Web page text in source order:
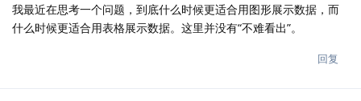
我最近在思考一个问题，到底什么时候更适合用图形展示数据，而
什么时候更适合用表格展示数据。这里并没有“不难看出”。
回复